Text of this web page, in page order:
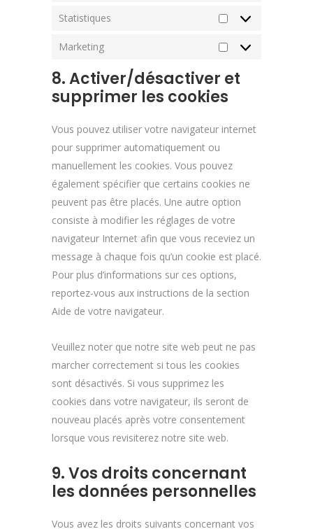
Statistiques
Statistiques
Marketing
Marketing
8. Activer/désactiver et
supprimer les cookies
Vous pouvez utiliser votre navigateur internet
pour supprimer automatiquement ou
manuellement les cookies. Vous pouvez
également spécifier que certains cookies ne
peuvent pas être placés. Une autre option
consiste à modifier les réglages de votre
navigateur Internet afin que vous receviez un
message à chaque fois qu’un cookie est placé.
Pour plus d’informations sur ces options,
reportez-vous aux instructions de la section
Aide de votre navigateur.
Veuillez noter que notre site web peut ne pas
marcher correctement si tous les cookies
sont désactivés. Si vous supprimez les
cookies dans votre navigateur, ils seront de
nouveau placés après votre consentement
lorsque vous revisiterez notre site web.
9. Vos droits concernant
les données personnelles
Vous avez les droits suivants concernant vos